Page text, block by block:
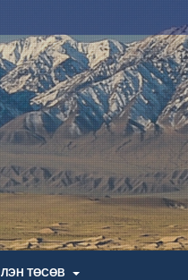
ТӨСӨВ